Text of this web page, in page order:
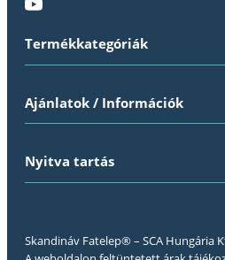
Termékkategóriák
Ajánlatok / Információk
Nyitva tartás
Skandináv Fatelep® – SCA Hungária